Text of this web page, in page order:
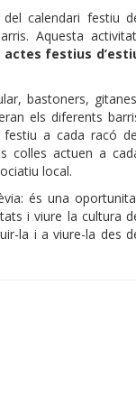
calendari festiu
Aquesta
festius
bastoners,
els diferents
festiu a cada racó
colles actuen a
local.
és una
i viure la cultura
la i a viure-la des